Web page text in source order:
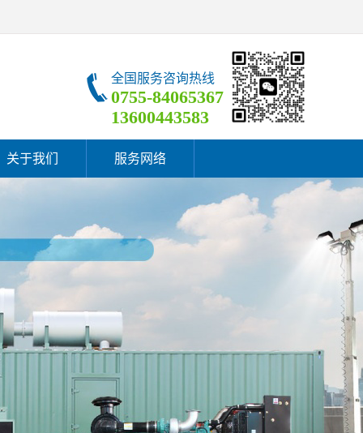
全国服务咨询热线
0755-84065367
13600443583
关于我们 服务网络